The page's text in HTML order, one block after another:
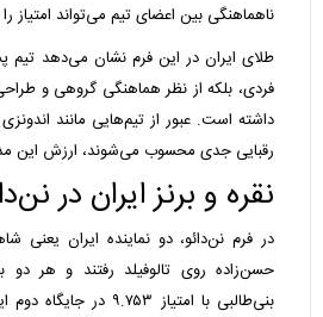
ناهماهنگی بین اعضای تیم می‌تواند
طلای ایران در این فرم نشان می‌دهد تیم
فردی، بلکه از نظر هماهنگی گروهی و
داشته است. عبور از تیم‌هایی مانند
رقبایی جدی محسوب می‌شوند، ارزش این
نقره و برنز ایران در
در فرم نن‌دائو، دو نماینده ایران
حسن‌زاده روی تالوفیلد رفتند و هر
بنی‌طالبی با امتیاز